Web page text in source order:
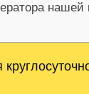
нашей